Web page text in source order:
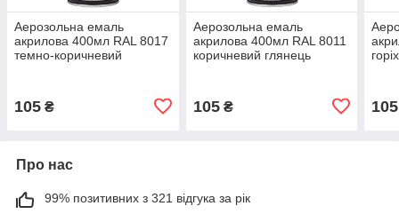
Аерозольна емаль
акрилова 400мл RAL 8017
темно-коричневий
105 ₴
Аерозольна емаль
акрилова 400мл RAL 8011
коричневий глянець
105₴ 105
Про нас
99% позитивних з 321 відгука за рік